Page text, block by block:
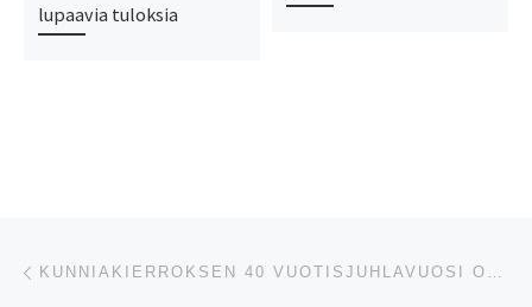
lupaavia tuloksia
Artikkelien navigointi KUNNIAKIERROKSEN 40 VUOTISJUHLAVUOSI ON ALKANUT!